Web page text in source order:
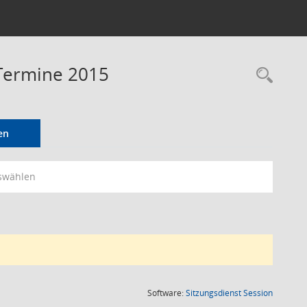
2015
Software:SitzungsdienstSession(Wird in